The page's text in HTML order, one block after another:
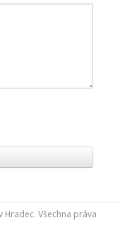
Všechna práva